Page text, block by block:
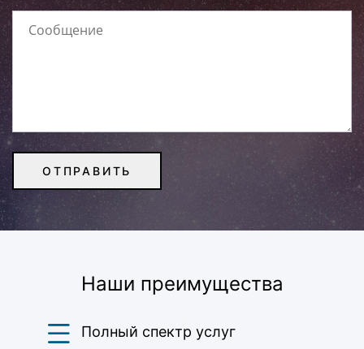
Наши преимущества
Полный спектр услуг